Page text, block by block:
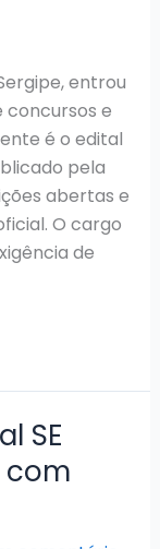
entrou
concursos e
é o edital
pela
abertas e
O cargo
de
SE
com